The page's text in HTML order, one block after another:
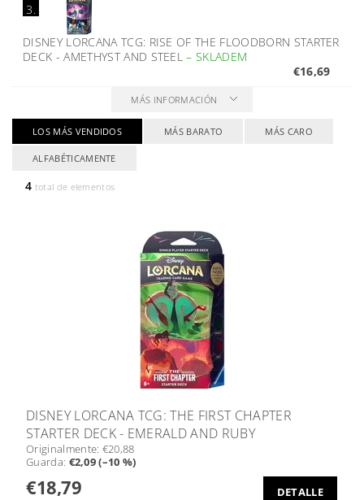
3.
DISNEY LORCANA TCG: RISE OF THE FLOODBORN STARTER
DECK - AMETHYST AND STEEL–SKLADEM
€16,69
MÁS INFORMACIÓN
LOS MÁS VENDIDOS MÁS BARATO MÁS CARO
ALFABÉTICAMENTE
4 total de elementos
DISNEY LORCANA TCG: THE FIRST CHAPTER
STARTER DECK - EMERALD AND RUBY
Originalmente: €20,88
Guarda: €2,09 (–10 %)
€18,79 DETALLE